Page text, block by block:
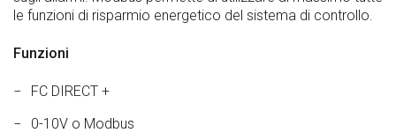
le funzioni di risparmio energetico del sistema di controllo.
Funzioni
FC DIRECT +
0-10V o Modbus